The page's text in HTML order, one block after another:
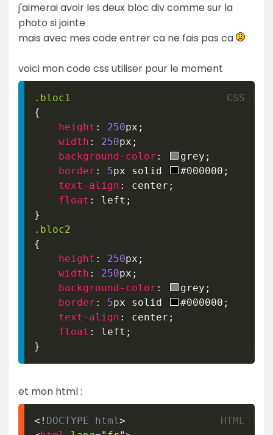
j'aimerai avoir les deux bloc div comme sur la
photo si jointe
mais avec mes code entrer ca ne fais pas ca
voici mon code css utiliser pour le moment
.bloc1
{
height : 250px ;
width : 250px ;
background-color : grey ;
border : 5px solid #000000 ;
text-align : center ;
float : left ;
}
.bloc2
{
height : 250px ;
width : 250px ;
background-color : grey ;
border : 5px solid #000000 ;
text-align : center ;
float : left ;
}
et mon html :
<! DOCTYPE html>